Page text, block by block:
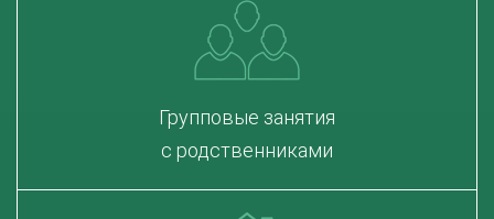
Групповые занятия
с родственниками